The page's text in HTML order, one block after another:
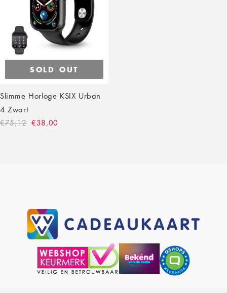
SOLD OUT
Slimme Horloge KSIX Urban
4 Zwart
€75,12 €38,00